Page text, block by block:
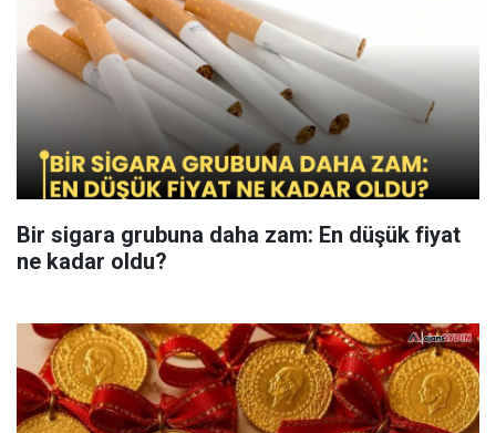
Bir sigara grubuna daha zam: En düşük fiyat
ne kadar oldu?